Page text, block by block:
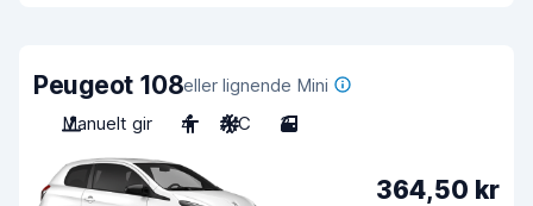
Peugeot 108eller lignende Mini
Manuelt gir
4 A/C 3
364,50 kr